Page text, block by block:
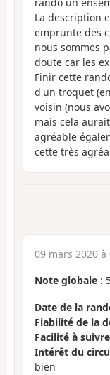
La description
emprunte des
nous sommes
doute car les
Finir cette
d'un troquet
voisin (nous
mais cela
agréable
cette très
09 mars 2020 à
Note globale :
Date de la
Fiabilité de la
Facilité à
Intérêt du
bien